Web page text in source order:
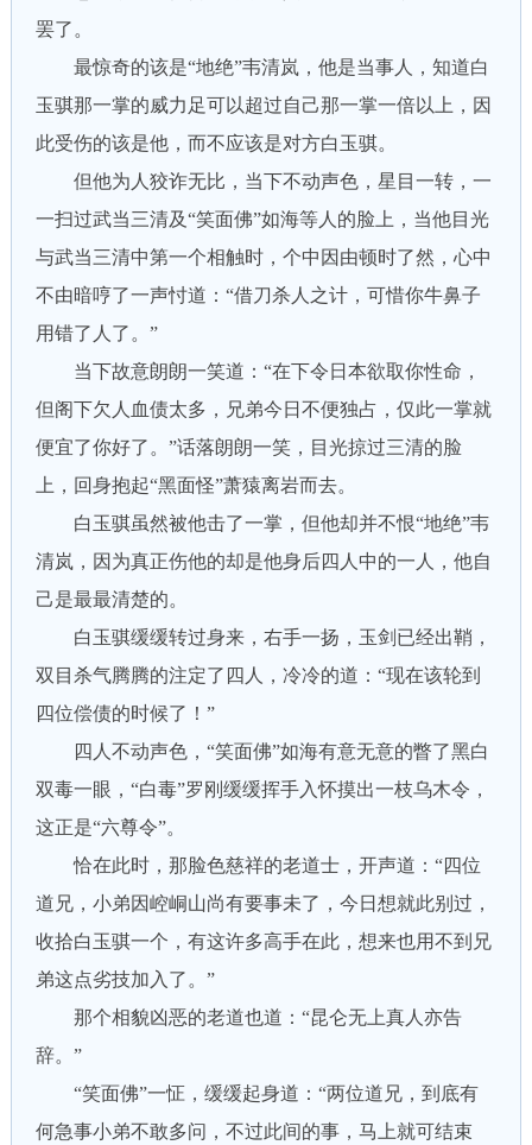
罢了。
最惊奇的该是“地绝”韦清岚，他是当事人，知道白
玉骐那一掌的威力足可以超过自己那一掌一倍以上，因
此受伤的该是他，而不应该是对方白玉骐。
但他为人狡诈无比，当下不动声色，星目一转，一
一扫过武当三清及“笑面佛”如海等人的脸上，当他目光
与武当三清中第一个相触时，个中因由顿时了然，心中
不由暗哼了一声忖道：“借刀杀人之计，可惜你牛鼻子
用错了人了。”
当下故意朗朗一笑道：“在下令日本欲取你性命，
但阁下欠人血债太多，兄弟今日不便独占，仅此一掌就
便宜了你好了。”话落朗朗一笑，目光掠过三清的脸
上，回身抱起“黑面怪”萧猿离岩而去。
白玉骐虽然被他击了一掌，但他却并不恨“地绝”韦
清岚，因为真正伤他的却是他身后四人中的一人，他自
己是最最清楚的。
白玉骐缓缓转过身来，右手一扬，玉剑已经出鞘，
双目杀气腾腾的注定了四人，冷冷的道：“现在该轮到
四位偿债的时候了！”
四人不动声色，“笑面佛”如海有意无意的瞥了黑白
双毒一眼，“白毒”罗刚缓缓挥手入怀摸出一枝乌木令，
这正是“六尊令”。
恰在此时，那脸色慈祥的老道士，开声道：“四位
道兄，小弟因崆峒山尚有要事未了，今日想就此别过，
收拾白玉骐一个，有这许多高手在此，想来也用不到兄
弟这点劣技加入了。”
那个相貌凶恶的老道也道：“昆仑无上真人亦告
辞。”
“笑面佛”一怔，缓缓起身道：“两位道兄，到底有
何急事小弟不敢多问，不过此间的事，马上就可结束